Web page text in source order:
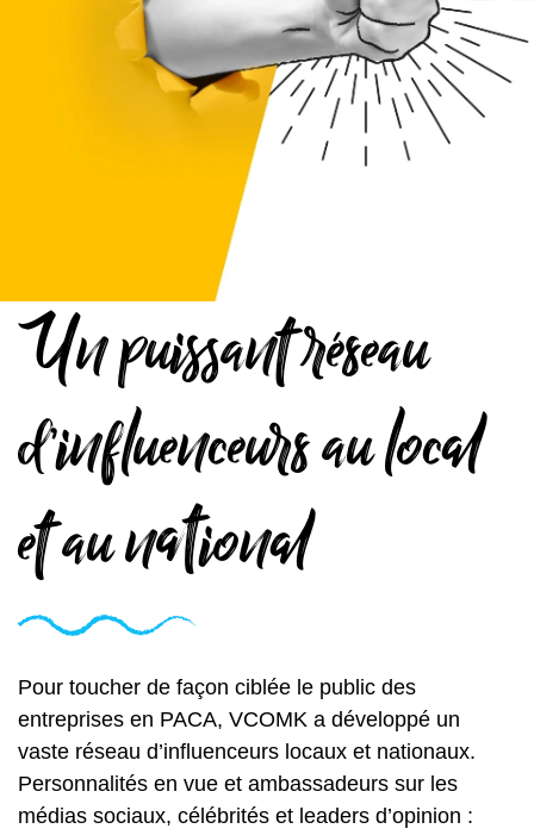
Un puissant réseau
d’influenceurs au local
et au national
Pour toucher de façon ciblée le public des
entreprises en PACA, VCOMK a développé un
vaste réseau d’influenceurs locaux et nationaux.
Personnalités en vue et ambassadeurs sur les
médias sociaux, célébrités et leaders d’opinion :